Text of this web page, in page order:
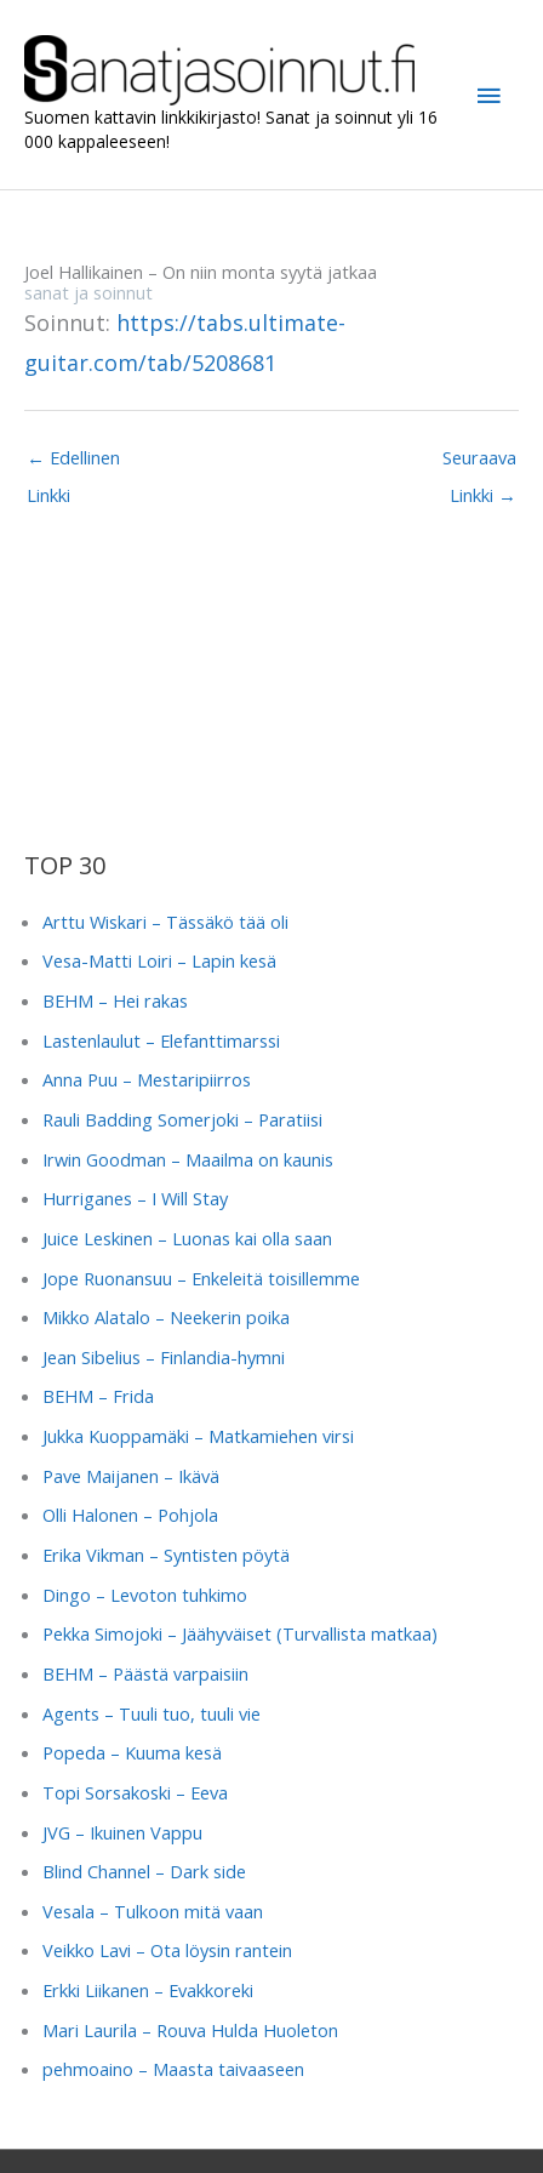
sisältöön
Suomen kattavin linkkikirjasto! Sanat ja soinnut yli 16
000 kappaleeseen!
Joel Hallikainen – On niin monta syytä jatkaa
sanat ja soinnut
Soinnut: https://tabs.ultimate-
guitar.com/tab/5208681
← Edellinen
Linkki
Seuraava
Linkki →
TOP 30
Arttu Wiskari – Tässäkö tää oli
Vesa-Matti Loiri – Lapin kesä
BEHM – Hei rakas
Lastenlaulut – Elefanttimarssi
Anna Puu – Mestaripiirros
Rauli Badding Somerjoki – Paratiisi
Irwin Goodman – Maailma on kaunis
Hurriganes – I Will Stay
Juice Leskinen – Luonas kai olla saan
Jope Ruonansuu – Enkeleitä toisillemme
Mikko Alatalo – Neekerin poika
Jean Sibelius – Finlandia-hymni
BEHM – Frida
Jukka Kuoppamäki – Matkamiehen virsi
Pave Maijanen – Ikävä
Olli Halonen – Pohjola
Erika Vikman – Syntisten pöytä
Dingo – Levoton tuhkimo
Pekka Simojoki – Jäähyväiset (Turvallista matkaa)
BEHM – Päästä varpaisiin
Agents – Tuuli tuo, tuuli vie
Popeda – Kuuma kesä
Topi Sorsakoski – Eeva
JVG – Ikuinen Vappu
Blind Channel – Dark side
Vesala – Tulkoon mitä vaan
Veikko Lavi – Ota löysin rantein
Erkki Liikanen – Evakkoreki
Mari Laurila – Rouva Hulda Huoleton
pehmoaino – Maasta taivaaseen